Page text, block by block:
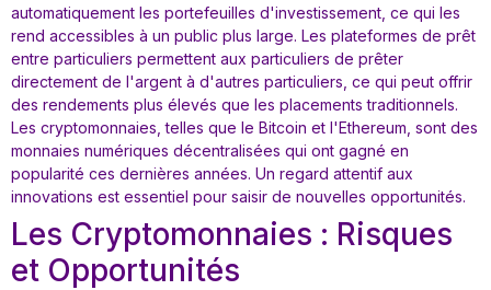
automatiquement les portefeuilles d'investissement, ce qui les
rend accessibles à un public plus large. Les plateformes de prêt
entre particuliers permettent aux particuliers de prêter
directement de l'argent à d'autres particuliers, ce qui peut offrir
des rendements plus élevés que les placements traditionnels.
Les cryptomonnaies, telles que le Bitcoin et l'Ethereum, sont des
monnaies numériques décentralisées qui ont gagné en
popularité ces dernières années. Un regard attentif aux
innovations est essentiel pour saisir de nouvelles opportunités.
Les Cryptomonnaies : Risques
et Opportunités